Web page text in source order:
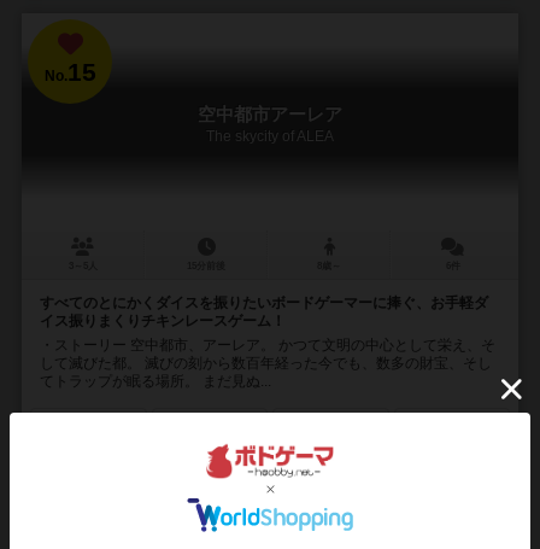
No.15
空中都市アーレア
The skycity of ALEA
すべてのとにかくダイスを振りたいボードゲーマーに捧ぐ、お手軽ダ
イス振りまくりチキンレースゲーム！
・ストーリー 空中都市、アーレア。 かつて文明の中心として栄え、そ
して滅びた都。 滅びの刻から数百年経った今でも、数多の財宝、そし
てトラップが眠る場所。 まだ見ぬ...
経験あり
再入荷までお待ち下さい